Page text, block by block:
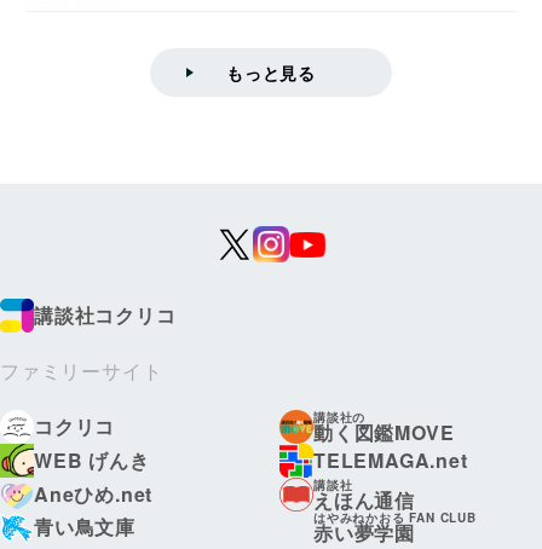
もっと見る
講談社コクリコ
ファミリーサイト
コクリコ
講談社の
動く図鑑MOVE
WEB げんき
TELEMAGA.net
Aneひめ.net
講談社
えほん通信
青い鳥文庫
はやみねかおる FAN CLUB
赤い夢学園